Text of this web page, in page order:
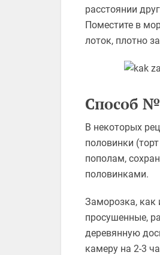
расстоянии
Поместите в
лоток, плотно
Способ
В некоторых
половинки
пополам,
половинками.
Заморозка, как
просушенные,
деревянную
камеру на 2-3